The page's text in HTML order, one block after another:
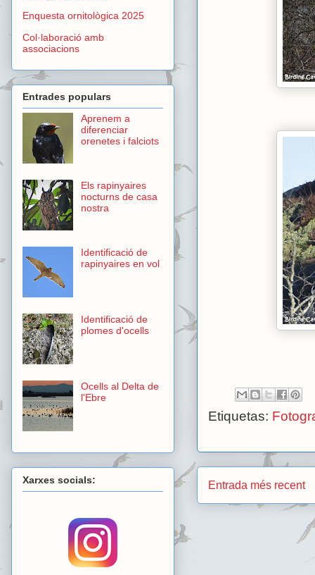
Etiquetas:
Entrada més recent
Enquesta ornitològica 2025
Col·laboració amb
associacions
Entrades populars
Aprenem a
diferenciar
orenetes i falciots
Els rapinyaires
nocturns de casa
nostra
Identificació de
rapinyaires en vol
Identificació de
plomes d'ocells
Ocells al Delta de
l'Ebre
Xarxes socials: